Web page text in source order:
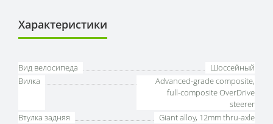
Характеристики
Вид велосипеда
Шоссейный
Вилка
Advanced-grade composite,
full-composite OverDrive
steerer
Втулка задняя
Giant alloy, 12mm thru-axle